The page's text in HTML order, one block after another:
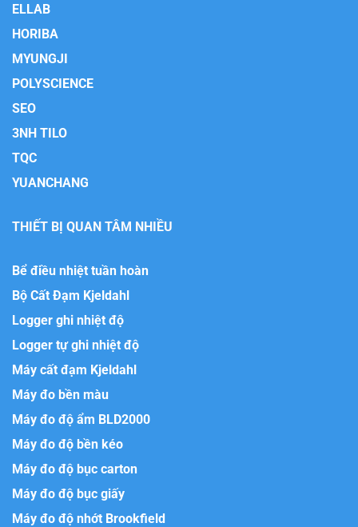
ELLAB
HORIBA
MYUNGJI
POLYSCIENCE
SEO
3NH TILO
TQC
YUANCHANG
THIẾT BỊ QUAN TÂM NHIỀU
Bể điều nhiệt tuần hoàn
Bộ Cất Đạm Kjeldahl
Logger ghi nhiệt độ
Logger tự ghi nhiệt độ
Máy cất đạm Kjeldahl
Máy đo bền màu
Máy đo độ ẩm BLD2000
Máy đo độ bền kéo
Máy đo độ bục carton
Máy đo độ bục giấy
Máy đo độ nhớt Brookfield